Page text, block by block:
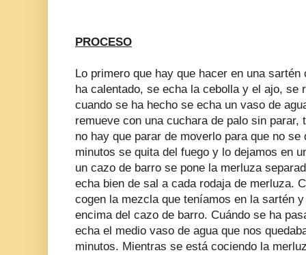
PROCESO
Lo primero que hay que hacer en una
ha calentado, se echa la cebolla y el ajo, se
cuando se ha hecho se echa un vaso de
remueve con una cuchara de palo sin
no hay que parar de moverlo para que no
minutos se quita del fuego y lo dejamos en
un cazo de barro se pone la merluza
echa bien de sal a cada rodaja de merluza.
cogen la mezcla que teníamos en la sartén
encima del cazo de barro. Cuándo se ha
echa el medio vaso de agua que nos
minutos. Mientras se está cociendo la